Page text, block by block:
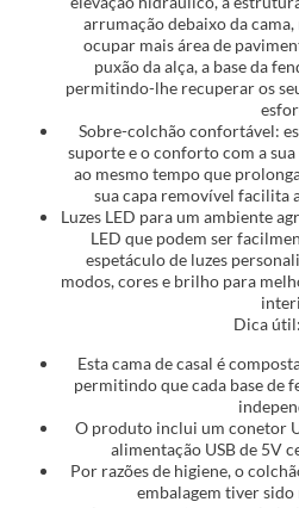
arrumação debaixo da
ocupar mais área de
puxão da alça, a base da
permitindo-lhe recuperar os
Sobre-colchão confortável:
suporte e o conforto com a
ao mesmo tempo que
sua capa removível facilita
Luzes LED para um ambiente
LED que podem ser
espetáculo de luzes
modos, cores e brilho para
Dica útil:
Esta cama de casal é
permitindo que cada base de
O produto inclui um conetor
alimentação USB de 5V
Por razões de higiene, o
embalagem tiver